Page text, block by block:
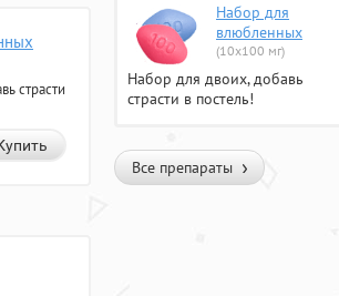
страсти
Набор для
влюбленных
(10х100 мг)
Набор для двоих, добавь
страсти в постель!
Все препараты